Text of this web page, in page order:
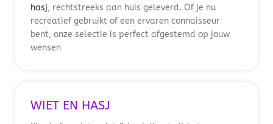
hasj, rechtstreeks aan huis geleverd. Of je nu
recreatief gebruikt of een ervaren connaisseur
bent, onze selectie is perfect afgestemd op jouw
wensen
WIET EN HASJ